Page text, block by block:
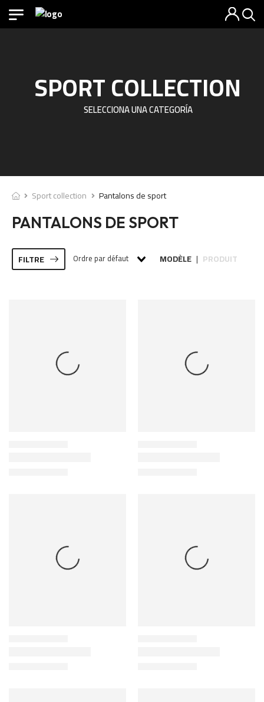
SPORT COLLECTION
SELECCIONA UNA CATEGORÍA
Sport collection Pantalons de sport
PANTALONS DE SPORT
FILTRE Ordre par défaut MODÈLE | PRODUIT